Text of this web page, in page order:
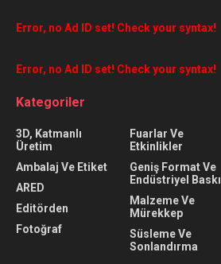
Error, no Ad ID set! Check your syntax!
Error, no Ad ID set! Check your syntax!
Kategoriler
3D, Katmanlı
Üretim
Ambalaj Ve Etiket
ARED
Editörden
Fotoğraf
Fuarlar Ve
Etkinlikler
Geniş Format Ve
Endüstriyel Baskı
Malzeme Ve
Mürekkep
Süsleme Ve
Sonlandırma